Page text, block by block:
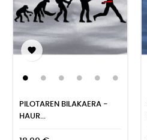

PILOTAREN BILAKAERA -
HAUR...